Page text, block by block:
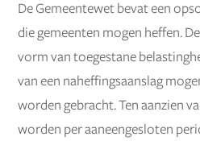
De Gemeentewet bevat een
die gemeenten mogen heffen.
vorm van toegestane
van een naheffingsaanslag
worden gebracht. Ten aanzien
worden per aaneengesloten